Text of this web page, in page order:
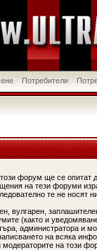
Потребители
форум ще се
на тези форуми
те не носят
вулгарен,
(както и
администратора и
на всяка
на този